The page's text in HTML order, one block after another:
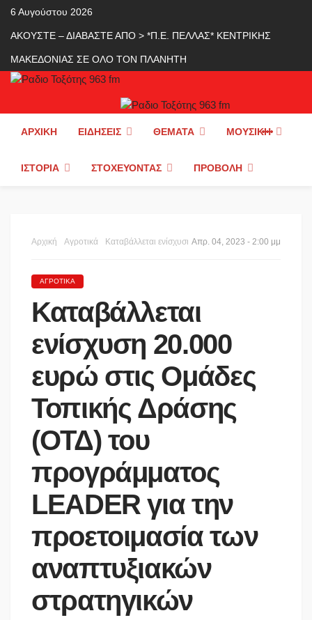
6 Αυγούστου 2026
ΑΚΟΥΣΤΕ – ΔΙΑΒΑΣΤΕ ΑΠΟ > *Π.Ε. ΠΕΛΛΑΣ* ΚΕΝΤΡΙΚΗΣ
ΜΑΚΕΔΟΝΙΑΣ ΣΕ ΟΛΟ ΤΟΝ ΠΛΑΝΗΤΗ
ΑΡΧΙΚΉ ΕΙΔΉΣΕΙΣ ΘΈΜΑΤΑ ΜΟΥΣΙΚΉ
ΙΣΤΟΡΊΑ ΣΤΟΧΕΎΟΝΤΑΣ ΠΡΟΒΟΛΉ
Αρχική Αγροτικά Καταβάλλεται ενίσχυση 20.000 ευρώ στις Ομάδες Τοπικής Δράσης (ΟΤΔ) του προγράμματος LEADER για την προετοιμασία των αναπτυξιακών στρατηγικώνΑπρ. 04, 2023 - 2:00 μμ
ΑΓΡΟΤΙΚΆ
Καταβάλλεται
ενίσχυση 20.000
ευρώ στις Ομάδες
Τοπικής Δράσης
(ΟΤΔ) του
προγράμματος
LEADER για την
προετοιμασία των
αναπτυξιακών
στρατηγικών